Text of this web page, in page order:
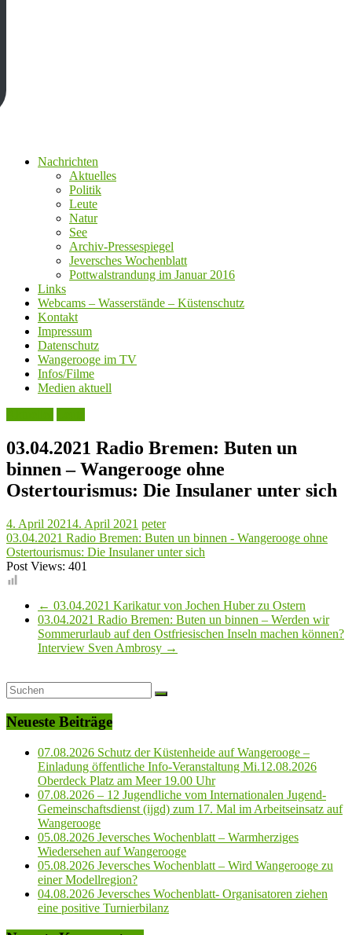
Nachrichten
Aktuelles
Politik
Leute
Natur
See
Archiv-Pressespiegel
Jeversches Wochenblatt
Pottwalstrandung im Januar 2016
Links
Webcams – Wasserstände – Küstenschutz
Kontakt
Impressum
Datenschutz
Wangerooge im TV
Infos/Filme
Medien aktuell
03.04.2021 Radio Bremen: Buten un
binnen – Wangerooge ohne
Ostertourismus: Die Insulaner unter sich
4. April 20214. April 2021 peter
03.04.2021 Radio Bremen: Buten un binnen - Wangerooge ohne
Ostertourismus: Die Insulaner unter sich
Post Views: 401
← 03.04.2021 Karikatur von Jochen Huber zu Ostern
03.04.2021 Radio Bremen: Buten un binnen – Werden wir
Sommerurlaub auf den Ostfriesischen Inseln machen können?
Interview Sven Ambrosy →
Neueste Beiträge
07.08.2026 Schutz der Küstenheide auf Wangerooge –
Einladung öffentliche Info-Veranstaltung Mi.12.08.2026
Oberdeck Platz am Meer 19.00 Uhr
07.08.2026 – 12 Jugendliche vom Internationalen Jugend-
Gemeinschaftsdienst (ijgd) zum 17. Mal im Arbeitseinsatz auf
Wangerooge
05.08.2026 Jeversches Wochenblatt – Warmherziges
Wiedersehen auf Wangerooge
05.08.2026 Jeversches Wochenblatt – Wird Wangerooge zu
einer Modellregion?
04.08.2026 Jeversches Wochenblatt- Organisatoren ziehen
eine positive Turnierbilanz